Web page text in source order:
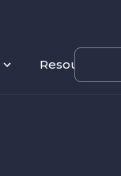
Resources